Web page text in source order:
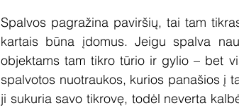
Spalvos pagražina paviršių, tai tam
kartais būna įdomus. Jeigu spalva
objektams tam tikro tūrio ir gylio – bet
spalvotos nuotraukos, kurios panašios į
ji sukuria savo tikrovę, todėl neverta